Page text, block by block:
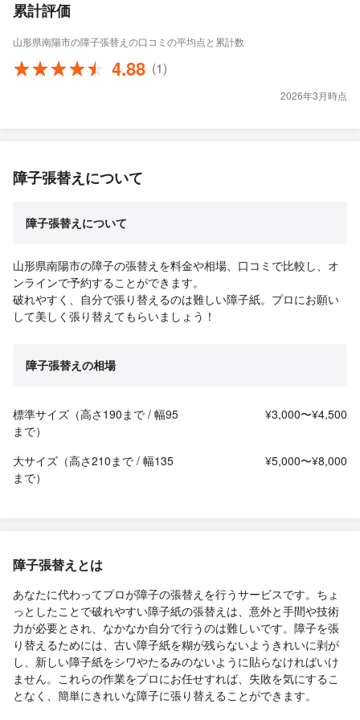
累計評価
山形県南陽市の障子張替えの口コミの平均点と累計数
4.88 (1)
2026年3月時点
障子張替えについて
障子張替えについて
山形県南陽市の障子の張替えを料金や相場、口コミで比較し、オ
ンラインで予約することができます。
破れやすく、自分で張り替えるのは難しい障子紙。プロにお願い
して美しく張り替えてもらいましょう！
障子張替えの相場
標準サイズ（高さ190まで / 幅95
まで）
¥3,000〜¥4,500
大サイズ（高さ210まで / 幅135
まで）
¥5,000〜¥8,000
障子張替えとは
あなたに代わってプロが障子の張替えを行うサービスです。ちょ
っとしたことで破れやすい障子紙の張替えは、意外と手間や技術
力が必要とされ、なかなか自分で行うのは難しいです。障子を張
り替えるためには、古い障子紙を糊が残らないようきれいに剥が
し、新しい障子紙をシワやたるみのないように貼らなければいけ
ません。これらの作業をプロにお任せすれば、失敗を気にするこ
となく、簡単にきれいな障子に張り替えることができます。